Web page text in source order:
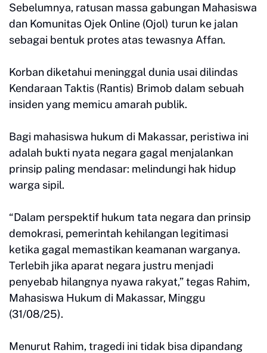
Sebelumnya, ratusan massa gabungan Mahasiswa
dan Komunitas Ojek Online (Ojol) turun ke jalan
sebagai bentuk protes atas tewasnya Affan.
Korban diketahui meninggal dunia usai dilindas
Kendaraan Taktis (Rantis) Brimob dalam sebuah
insiden yang memicu amarah publik.
Bagi mahasiswa hukum di Makassar, peristiwa ini
adalah bukti nyata negara gagal menjalankan
prinsip paling mendasar: melindungi hak hidup
warga sipil.
“Dalam perspektif hukum tata negara dan prinsip
demokrasi, pemerintah kehilangan legitimasi
ketika gagal memastikan keamanan warganya.
Terlebih jika aparat negara justru menjadi
penyebab hilangnya nyawa rakyat,” tegas Rahim,
Mahasiswa Hukum di Makassar, Minggu
(31/08/25).
Menurut Rahim, tragedi ini tidak bisa dipandang